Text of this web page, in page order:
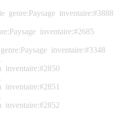
genre:Paysage inventaire:#3888
inventaire:#2685
genre:Paysage inventaire:#3348
inventaire:#2850
inventaire:#2851
inventaire:#2852